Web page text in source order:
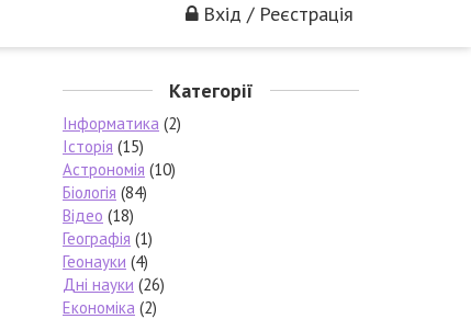
Вхід / Реєстрація
Категорії
Інформатика (2)
Історія (15)
Астрономія (10)
Біологія (84)
Відео (18)
Географія (1)
Геонауки (4)
Дні науки (26)
Економіка (2)